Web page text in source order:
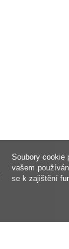
Soubory cookie
vašem
se k zajištění